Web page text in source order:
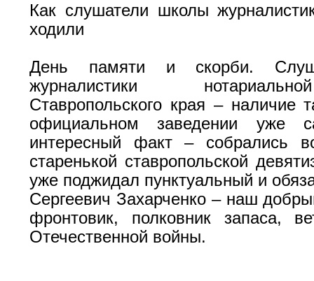
Как слушатели школы
ходили
День памяти и скорби.
журналистики
Ставропольского края – наличие
официальном заведении уже
интересный факт – собрались
старенькой ставропольской
уже поджидал пунктуальный и
Сергеевич Захарченко – наш
фронтовик, полковник запаса,
Отечественной войны.